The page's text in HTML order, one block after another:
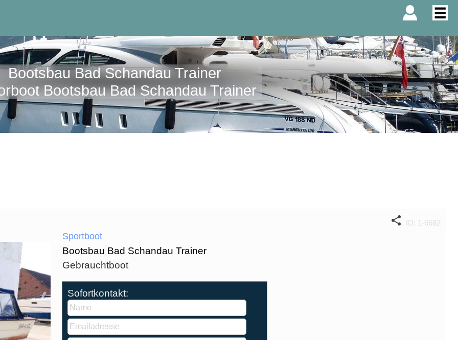
Bootsbau Bad Schandau Trainer
Bootsbau Bad Schandau Trainer
ID: 1-6682
Sportboot
Bootsbau Bad Schandau Trainer
Gebrauchtboot
Sofortkontakt: